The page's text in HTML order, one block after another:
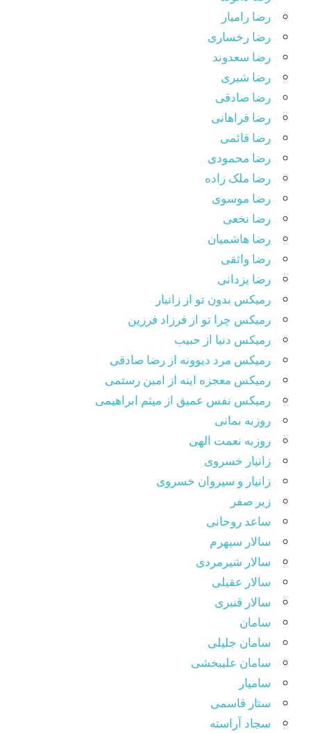
رضا رامیار
رضا رخساری
رضا سعدوند
رضا شیری
رضا صادقی
رضا فراهانی
رضا قائمی
رضا محمودی
رضا ملک زاده
رضا موسوی
رضا نخعی
رضا هاشمیان
رضا واثقی
رضا یزدانی
رمیکس بدون تو از زانیار
رمیکس چرا تو از فرزاد فرزین
رمیکس دنیا از حبیب
رمیکس مرد دیوونه از رضا صادقی
رمیکس معجزه اینه از امین رستمی
رمیکس نفس عمیق از میثم ابراهیمی
روزبه بمانی
روزبه نعمت الهی
زانیار خسروی
زانیار و سیروان خسروی
زیر صفر
ساعد روحانی
سالار سپهرم
سالار شیرمردی
سالار عقیلی
سالار قنبری
سامان
سامان جلیلی
سامان علیبخشی
سامیار
ستار قاسمی
سجاد آراسته